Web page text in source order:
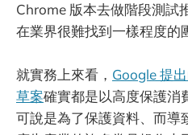
Chrome 版本去做階段測試
在業界很難找到一樣程度的
就實務上來看， Google 提
草案確實都是以高度保護消
可說是為了保護資料、而導